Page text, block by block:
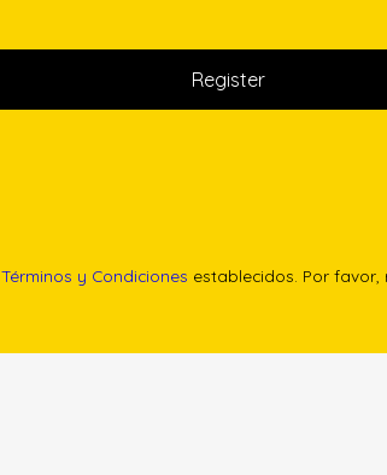
Términos y Condiciones establecidos. Por